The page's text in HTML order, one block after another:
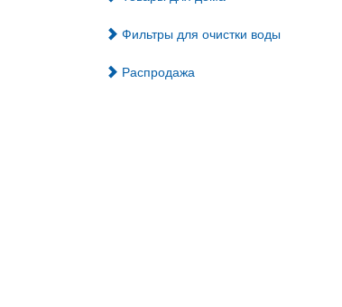
Фильтры для очистки воды
Распродажа